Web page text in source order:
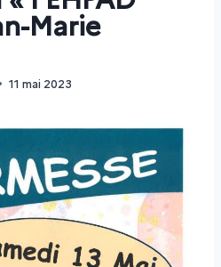
Marie
11 mai 2023